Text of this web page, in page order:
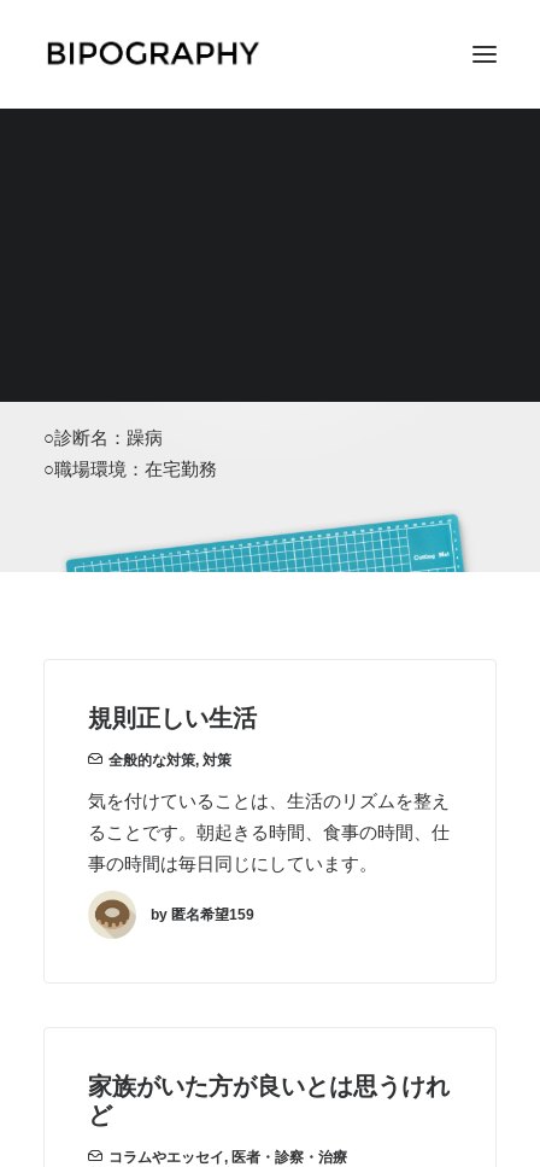
○診断名：躁病
○職場環境：在宅勤務
規則正しい生活
全般的な対策, 対策
気を付けていることは、生活のリズムを整え
ることです。朝起きる時間、食事の時間、仕
事の時間は毎日同じにしています。
by 匿名希望159
家族がいた方が良いとは思うけれ
ど
コラムやエッセイ, 医者・診察・治療